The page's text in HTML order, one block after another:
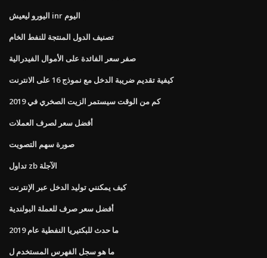
اليورو ليعيش inr اليوم
تصنيف الدول المنتجة للنفط الخام
صفر سعر الفائدة على الأموال الفيدرالية
كيفية تقديم ضريبة الدخل مع نموذج 16 على الانترنت
كم من الوقت سيستمر الزيت الصخري في 2019
أفضل سعر لصرف العملات
صورة سهم التصويت
تداول zb الآجلة
كيف يمكنني توليد الدخل عبر الإنترنت
أفضل سعر صرف للعملة البولندية
ما حدث للبكتيريا النفطية عام 2019
ما هو سجل الفهرس المستخدم ل